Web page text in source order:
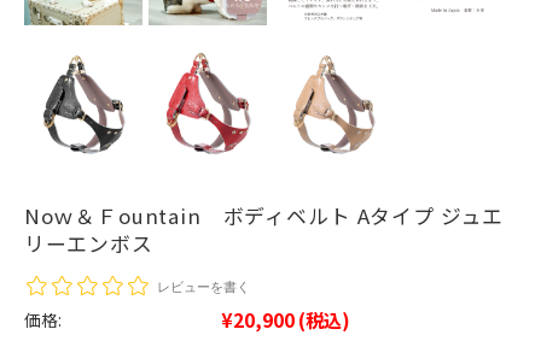
Noｗ＆Ｆountain ボディベルト Aタイプ ジュエ
リーエンボス
レビューを書く
価格: ¥20,900(税込)